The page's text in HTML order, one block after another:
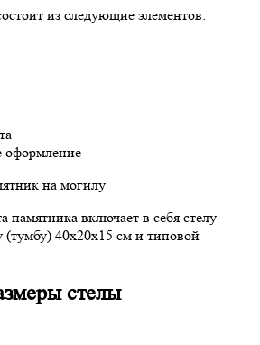
из следующие элементов:
оформление
памятника включает в себя стелу
(тумбу) 40х20х15 см и типовой
стелы